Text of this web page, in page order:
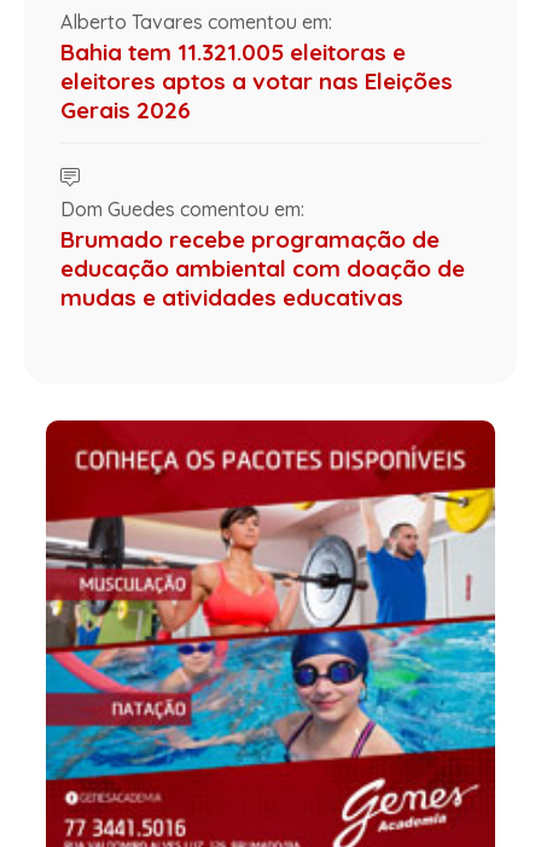
Alberto Tavares comentou em:
Bahia tem 11.321.005 eleitoras e
eleitores aptos a votar nas Eleições
Gerais 2026
Dom Guedes comentou em:
Brumado recebe programação de
educação ambiental com doação de
mudas e atividades educativas